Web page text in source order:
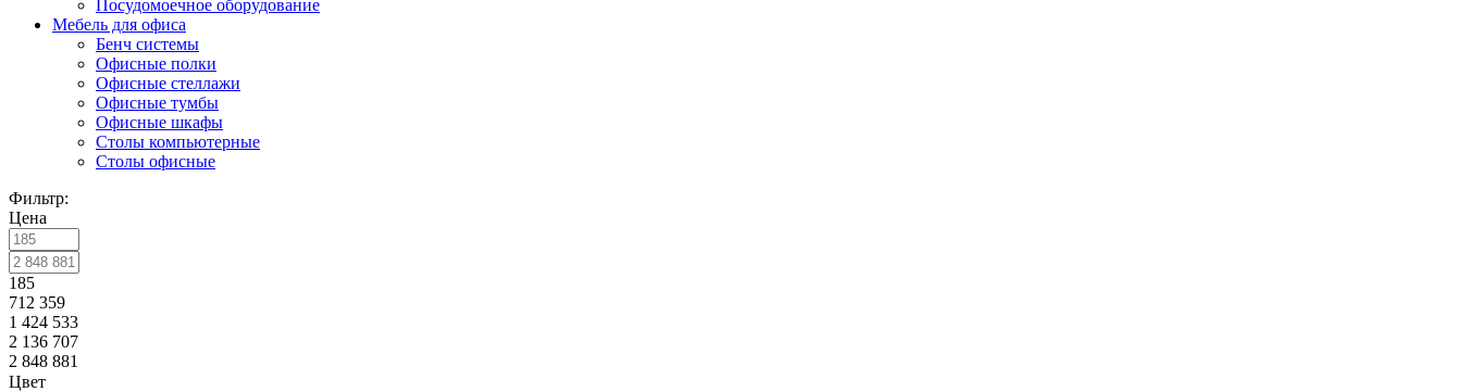
Посудомоечное оборудование
Мебель для офиса
Бенч системы
Офисные полки
Офисные стеллажи
Офисные тумбы
Офисные шкафы
Столы компьютерные
Столы офисные
Фильтр:
Цена
185
712 359
1 424 533
2 136 707
2 848 881
Цвет